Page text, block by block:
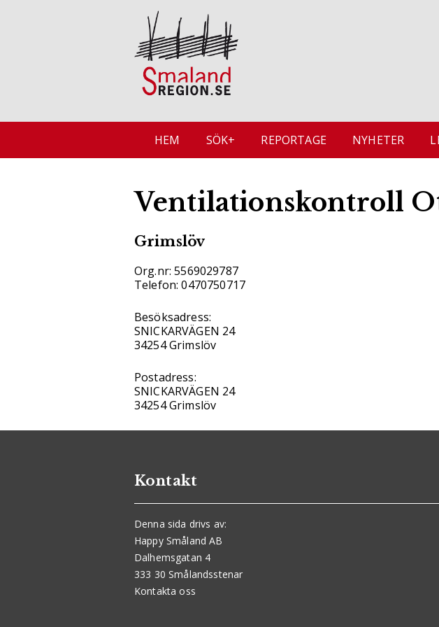
HEM SÖK+ REPORTAGE NYHETER
Ventilationskontroll
Grimslöv
Org.nr: 5569029787
Telefon: 0470750717
Besöksadress:
SNICKARVÄGEN 24
34254 Grimslöv
Postadress:
SNICKARVÄGEN 24
34254 Grimslöv
Kontakt
Denna sida drivs av:
Happy Småland AB
Dalhemsgatan 4
333 30 Smålandsstenar
Kontakta oss